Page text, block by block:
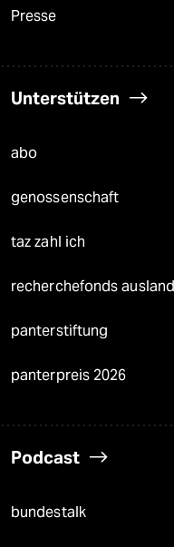
Presse
Unterstützen
abo
genossenschaft
taz zahl ich
recherchefonds ausland
panterstiftung
panterpreis 2026
Podcast
bundestalk